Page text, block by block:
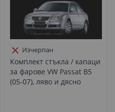
Изчерпан
Комплект стъкла / капаци
за фарове VW Passat B5
(05-07), ляво и дясно